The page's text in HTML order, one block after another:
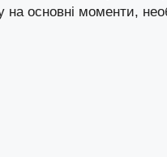
основні моменти,